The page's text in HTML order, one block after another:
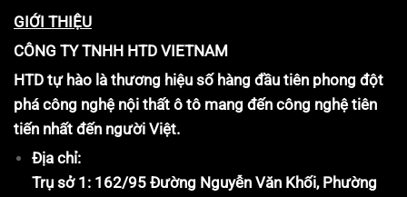
GIỚI THIỆU
CÔNG TY TNHH HTD VIETNAM
HTD tự hào là thương hiệu số hàng đầu tiên phong đột
phá công nghệ nội thất ô tô mang đến công nghệ tiên
tiến nhất đến người Việt.
Địa chỉ:
Trụ sở 1: 162/95 Đường Nguyễn Văn Khối, Phường